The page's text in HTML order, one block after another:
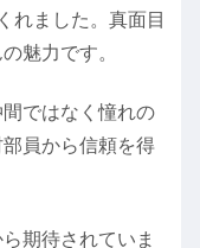
れました。真面目
魅力です。
ではなく憧れの
員から信頼を得
期待されていま